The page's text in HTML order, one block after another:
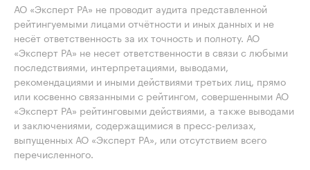
АО «Эксперт РА» не проводит аудита представленной
рейтингуемыми лицами отчётности и иных данных и не
несёт ответственность за их точность и полноту. АО
«Эксперт РА» не несет ответственности в связи с любыми
последствиями, интерпретациями, выводами,
рекомендациями и иными действиями третьих лиц, прямо
или косвенно связанными с рейтингом, совершенными АО
«Эксперт РА» рейтинговыми действиями, а также выводами
и заключениями, содержащимися в пресс-релизах,
выпущенных АО «Эксперт РА», или отсутствием всего
перечисленного.